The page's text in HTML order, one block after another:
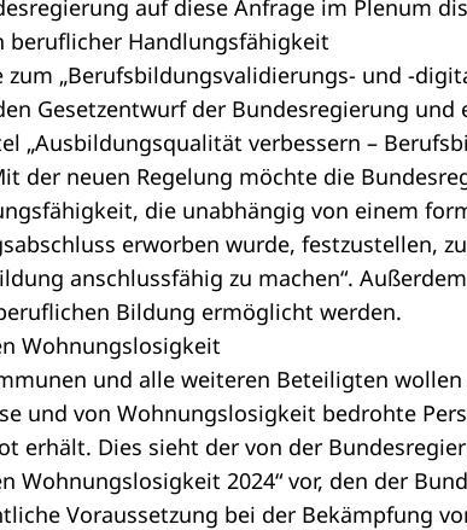
auf diese Anfrage im Plenum
beruflicher Handlungsfähigkeit
zum „Berufsbildungsvalidierungs- und -
Gesetzentwurf der Bundesregierung und
„Ausbildungsqualität verbessern –
der neuen Regelung möchte die
die unabhängig von einem
erworben wurde, festzustellen,
anschlussfähig zu machen“.
Bildung ermöglicht werden.
Wohnungslosigkeit
und alle weiteren Beteiligten
und von Wohnungslosigkeit bedrohte
erhält. Dies sieht der von der
Wohnungslosigkeit 2024“vor, den der
Voraussetzung bei der Bekämpfung